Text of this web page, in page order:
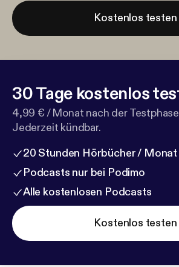
Kostenlos testen
30 Tage kostenlos
4,99 € / Monat nach der
Jederzeit kündbar.
20 Stunden Hörbücher / Monat
Podcasts nur bei Podimo
Alle kostenlosen Podcasts
Kostenlos testen